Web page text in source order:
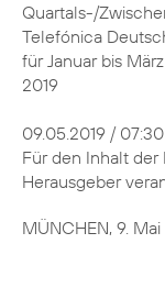
Quartals-/
Telefónica
für Januar bis März
2019
09.05.2019 / 07:30
Für den Inhalt
Herausgeber
MÜNCHEN, 9. Mai